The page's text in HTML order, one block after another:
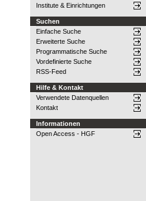
Institute & Einrichtungen
Suchen
Einfache Suche
Erweiterte Suche
Programmatische Suche
Vordefinierte Suche
RSS-Feed
Hilfe & Kontakt
Verwendete Datenquellen
Kontakt
Informationen
Open Access - HGF